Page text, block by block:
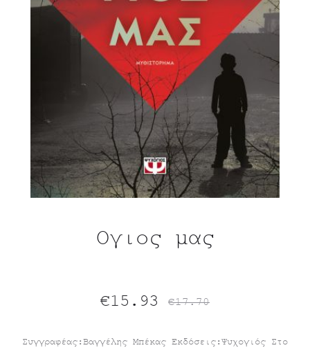
Ογιος μας
Συγγραφέας:Βαγγέλης Μπέκας Εκδόσεις:Ψυχογιός Στο
€17.70
Original
price
€15.93
Η
τρέχουσα